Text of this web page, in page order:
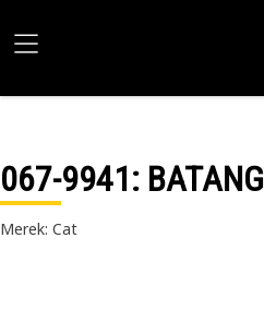
067-9941: BATANG
Merek: Cat